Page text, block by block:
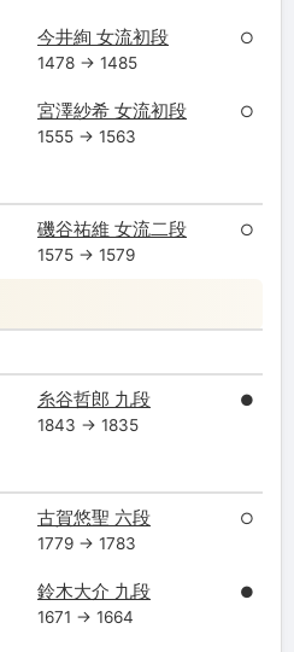
今井絢 女流初段
1478 → 1485
○
宮澤紗希 女流初段
1555 → 1563
○
磯谷祐維 女流二段
1575 → 1579
○
糸谷哲郎 九段
1843 → 1835
●
古賀悠聖 六段
1779 → 1783
○
鈴木大介 九段
1671 → 1664
●